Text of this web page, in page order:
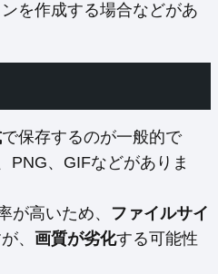
を作成する場合などがあ
で保存するのが一般的で
PNG、GIFなどがありま
が高いため、 ファイルサイ
、 画質が劣化する可能性